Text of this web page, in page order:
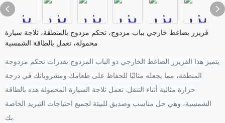
فريزر بضاغط خارجي بباب مزدوج، تحكم مزدوج بالمنطقة، ثلاجة سيارة
محمولة، تعمل بالطاقة الشمسية
يتميز هذا الفريزر الضاغط الخارجي ذو الباب المزدوج بقدرات تحكم مزدوجة
المنطقة، مما يجعله مثاليًا للحفاظ على طعامك ومشروباتك في درجة
حرارة مثالية أثناء التنقل. تعمل ثلاجة السيارة المحمولة هذه بالطاقة
الشمسية، وهي حل مناسب وصديق للبيئة لجميع احتياجات التبريد الخاصة
بك.